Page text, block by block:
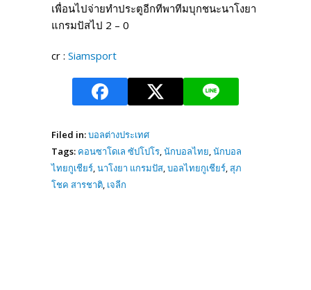
เพื่อนไปจ่ายทำประตูอีกทีพาทีมบุกชนะนาโงยา
แกรมปัสไป 2 – 0
cr : Siamsport
Filed in:บอลต่างประเทศ
Tags: คอนซาโดเล ซัปโปโร,นักบอลไทย,นักบอล
ไทยกูเชียร์,นาโงยา แกรมปัส,บอลไทยกูเชียร์,สุภ
โชค สารชาติ, เจลีก